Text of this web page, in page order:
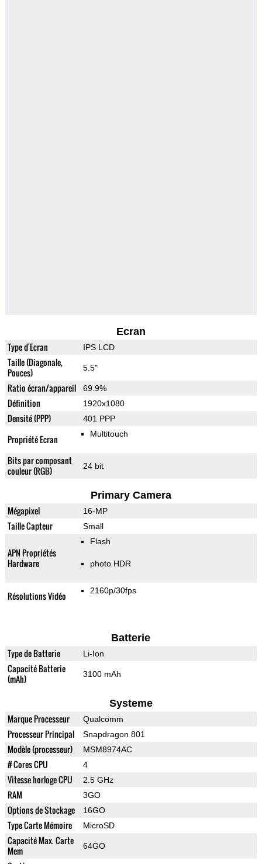
Ecran
Type d'Ecran IPS LCD
Taille (Diagonale,
Pouces)
5.5"
Ratio écran/appareil 69.9%
Définition 1920x1080
Densité (PPP) 401 PPP
Propriété Ecran Multitouch
Bits par composant
couleur (RGB)
24 bit
Primary Camera
Mégapixel 16-MP
Taille Capteur Small
APN Propriétés
Hardware
Flash
photo HDR
Résolutions Vidéo 2160p/30fps
Batterie
Type de Batterie Li-Ion
Capacité Batterie
(mAh)
3100 mAh
Systeme
Marque Processeur Qualcomm
Processeur Principal Snapdragon 801
Modèle (processeur) MSM8974AC
# Cores CPU 4
Vitesse horloge CPU 2.5 GHz
RAM 3GO
Options de Stockage 16GO
Type Carte Mémoire MicroSD
Capacité Max. Carte
Mem
64GO